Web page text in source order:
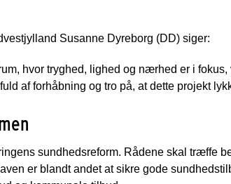
Susanne Dyreborg (DD) siger:
hvor tryghed, lighed og nærhed er i
af forhåbning og tro på, at dette projekt
sundhedsreform. Rådene skal træffe
er blandt andet at sikre gode